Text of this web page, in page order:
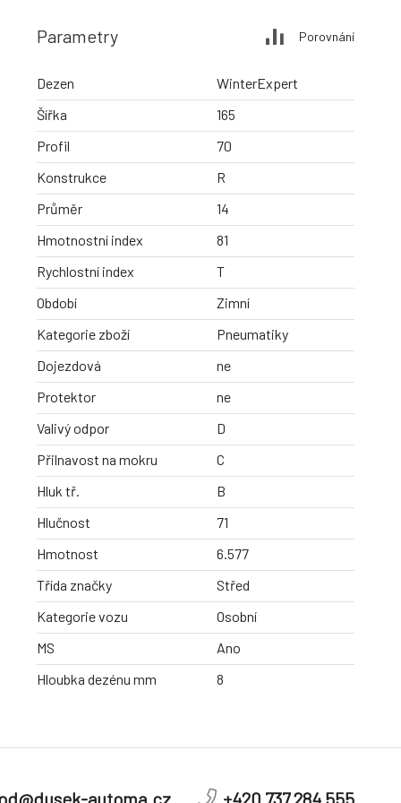
Parametry Porovnání
Dezen
WinterExpert
Šířka
165
Profil
70
Konstrukce
R
Průměr
14
Hmotnostní index
81
Rychlostní index
T
Období
Zimní
Kategorie zboží
Pneumatiky
Dojezdová
ne
Protektor
ne
Valivý odpor
D
Přilnavost na mokru
C
Hluk tř.
B
Hlučnost
71
Hmotnost
6.577
Třída značky
Střed
Kategorie vozu
Osobní
MS
Ano
Hloubka dezénu mm
8